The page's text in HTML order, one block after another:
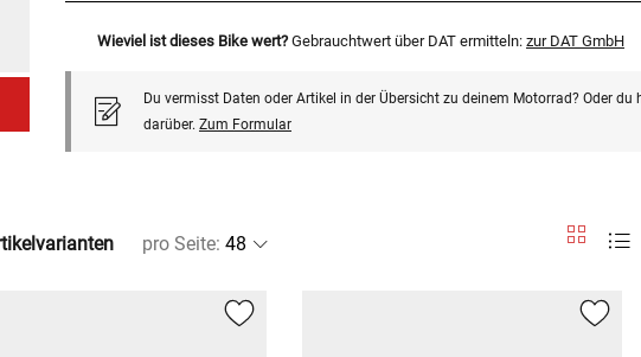
Wieviel ist dieses Bike wert? Gebrauchtwert über DAT ermitteln: zur DAT GmbH
Du vermisst Daten oder Artikel in der Übersicht zu deinem Motorrad? Oder
darüber. Zum Formular
pro Seite: